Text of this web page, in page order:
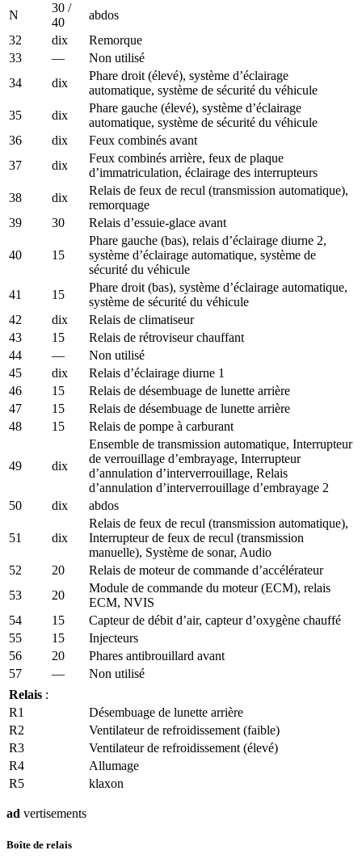
N
30 /
40
abdos
32
dix
Remorque
33
—
Non utilisé
34
dix
Phare droit (élevé), système d’éclairage
automatique, système de sécurité du véhicule
35
dix
Phare gauche (élevé), système d’éclairage
automatique, système de sécurité du véhicule
36
dix
Feux combinés avant
37
dix
Feux combinés arrière, feux de plaque
d’immatriculation, éclairage des interrupteurs
38
dix
Relais de feux de recul (transmission automatique),
remorquage
39
30 Relais d’essuie-glace avant
40 15
Phare gauche (bas), relais d’éclairage diurne 2,
système d’éclairage automatique, système de
sécurité du véhicule
41
15
Phare droit (bas), système d’éclairage automatique,
système de sécurité du véhicule
42
dix
Relais de climatiseur
43
15
Relais de rétroviseur chauffant
44
—
Non utilisé
45
dix
Relais d’éclairage diurne 1
46
15
Relais de désembuage de lunette arrière
47
15
Relais de désembuage de lunette arrière
48
15 Relais de pompe à carburant
49 dix
Ensemble de transmission automatique, Interrupteur
de verrouillage d’embrayage, Interrupteur
d’annulation d’interverrouillage, Relais
d’annulation d’interverrouillage d’embrayage 2
50
dix abdos
51 dix
Relais de feux de recul (transmission automatique),
Interrupteur de feux de recul (transmission
manuelle), Système de sonar, Audio
52
20
Relais de moteur de commande d’accélérateur
53
20
Module de commande du moteur (ECM), relais
ECM, NVIS
54
15
Capteur de débit d’air, capteur d’oxygène chauffé
55
15
Injecteurs
56
20
Phares antibrouillard avant
57
—
Non utilisé
Relais :
R1
Désembuage de lunette arrière
R2
Ventilateur de refroidissement (faible)
R3
Ventilateur de refroidissement (élevé)
R4
Allumage
R5
klaxon
ad vertisements
Boîte de relais